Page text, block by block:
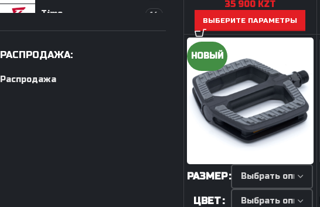
Инструменты / Смазки
Time 14
VP
Wahoo
РАСПРОДАЖА:
Распродажа
35 900 KZT
ВЫБЕРИТЕ ПАРАМЕТРЫ
НОВЫЙ
РАЗМЕР
ЦВЕТ